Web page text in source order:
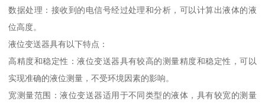
数据处理：接收到的电信号经过处理和分析，可以计算出液体的液
位高度。
液位变送器具有以下特点：
高精度和稳定性：液位变送器具有较高的测量精度和稳定性，可以
实现准确的液位测量，不受环境因素的影响。
宽测量范围：液位变送器适用于不同类型的液体，具有较宽的测量